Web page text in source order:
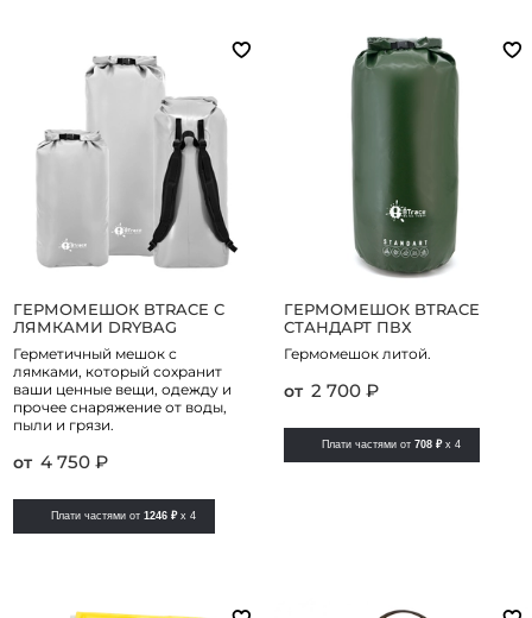
ГЕРМОМЕШОК BTRACE С
ЛЯМКАМИ DRYBAG
Герметичный мешок с
лямками, который сохранит
ваши ценные вещи, одежду и
прочее снаряжение от воды,
пыли и грязи.
от 4 750 ₽
Плати частями от1246 ₽ x 4
ГЕРМОМЕШОК BTRACE
СТАНДАРТ ПВХ
Гермомешок литой.
от 2 700 ₽
Плати частями от 708 ₽ x 4